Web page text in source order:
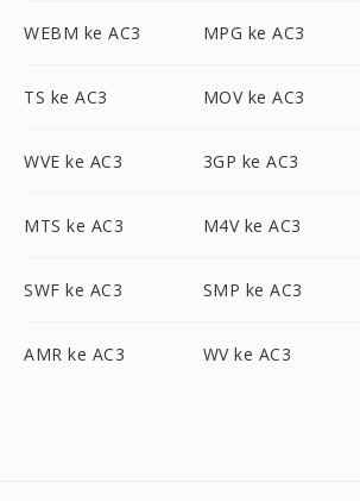
WEBM ke AC3 MPG ke AC3
TS ke AC3 MOV ke AC3
WVE ke AC3 3GP ke AC3
MTS ke AC3 M4V ke AC3
SWF ke AC3 SMP ke AC3
AMR ke AC3 WV ke AC3